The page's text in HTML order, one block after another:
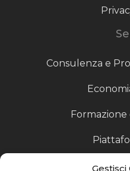
Gestisci
Consulenza e